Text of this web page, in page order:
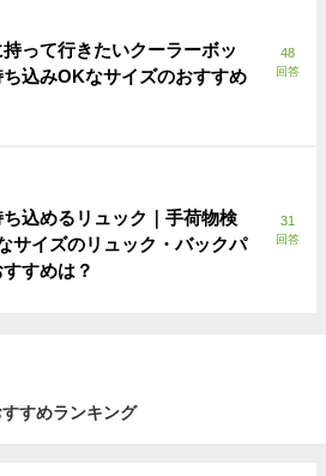
持って行きたいクーラーボッ
ち込みOKなサイズのおすすめ
48
回答
込めるリュック｜手荷物検
サイズのリュック・バックパ
すめは？
31
回答
すめランキング